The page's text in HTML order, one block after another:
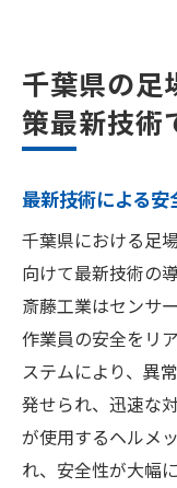
千葉県の足
策最新技術
最新技術による
千葉県における足
向けて最新技術の
斎藤工業はセンサ
作業員の安全をリ
ステムにより、異
発せられ、迅速な
が使用するヘルメ
れ、安全性が大幅